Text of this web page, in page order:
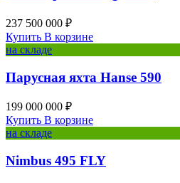
237 500 000 ₽
Купить В корзине
на складе
Парусная яхта Hanse 590
199 000 000 ₽
Купить В корзине
на складе
Nimbus 495 FLY